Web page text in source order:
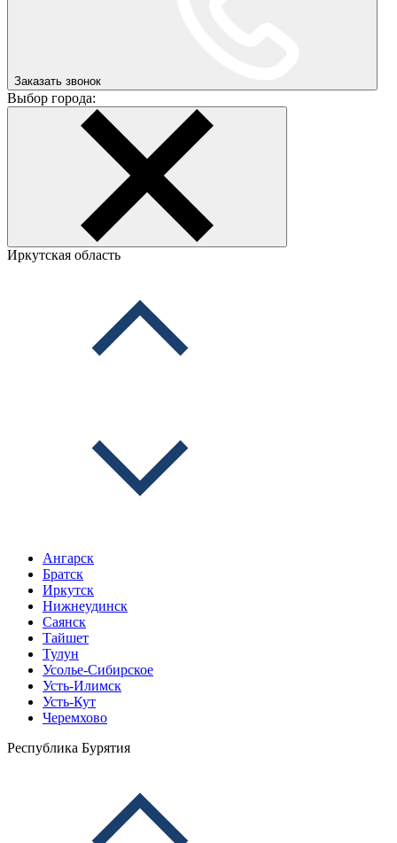
Заказать звонок
Выбор города:
Иркутская область
Ангарск
Братск
Иркутск
Нижнеудинск
Саянск
Тайшет
Тулун
Усолье-Сибирское
Усть-Илимск
Усть-Кут
Черемхово
Республика Бурятия